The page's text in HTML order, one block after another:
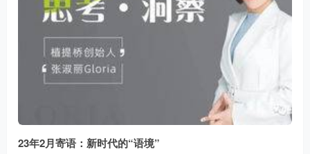
23年2月寄语：新时代的“语境”